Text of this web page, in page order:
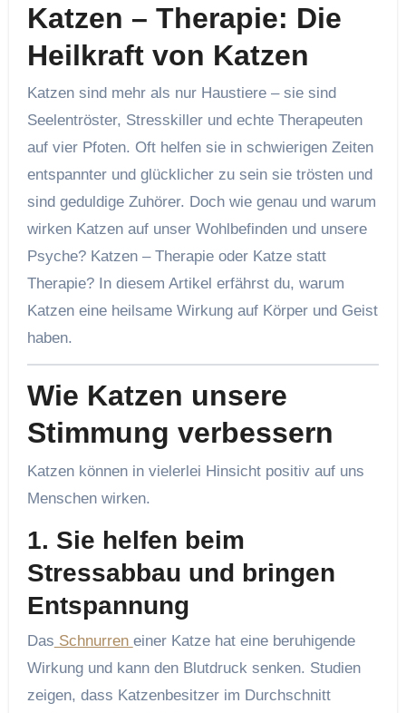
Katzen – Therapie: Die
Heilkraft von Katzen
Katzen sind mehr als nur Haustiere – sie sind
Seelentröster, Stresskiller und echte Therapeuten
auf vier Pfoten. Oft helfen sie in schwierigen Zeiten
entspannter und glücklicher zu sein sie trösten und
sind geduldige Zuhörer. Doch wie genau und warum
wirken Katzen auf unser Wohlbefinden und unsere
Psyche? Katzen – Therapie oder Katze statt
Therapie? In diesem Artikel erfährst du, warum
Katzen eine heilsame Wirkung auf Körper und Geist
haben.
Wie Katzen unsere
Stimmung verbessern
Katzen können in vielerlei Hinsicht positiv auf uns
Menschen wirken.
1. Sie helfen beim
Stressabbau und bringen
Entspannung
Das Schnurren einer Katze hat eine beruhigende
Wirkung und kann den Blutdruck senken. Studien
zeigen, dass Katzenbesitzer im Durchschnitt